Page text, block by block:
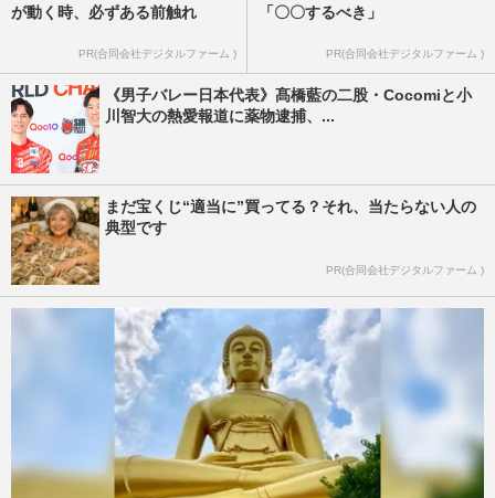
が動く時、必ずある前触れ
PR(合同会社デジタルファーム )
「〇〇するべき」
PR(合同会社デジタルファーム )
《男子バレー日本代表》髙橋藍の二股・Cocomiと小
川智大の熱愛報道に薬物逮捕、...
まだ宝くじ“適当に”買ってる？それ、当たらない人の
典型です
PR(合同会社デジタルファーム )